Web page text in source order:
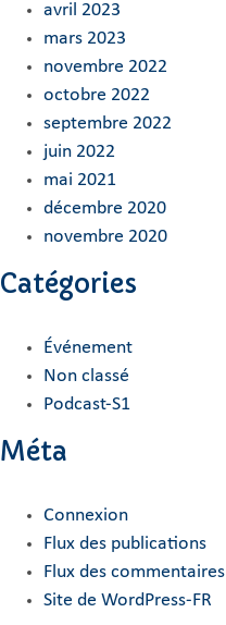
avril 2023
mars 2023
novembre 2022
octobre 2022
septembre 2022
juin 2022
mai 2021
décembre 2020
novembre 2020
Catégories
Événement
Non classé
Podcast-S1
Méta
Connexion
Flux des publications
Flux des commentaires
Site de WordPress-FR